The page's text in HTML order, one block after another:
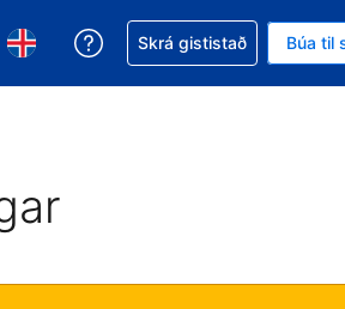
gjaldmiðil. Í augnablikinu er
Veldu þitt tungumál. Í augnablikinu
Fá aðstoð við bókunina
Skrá gististað Búa til